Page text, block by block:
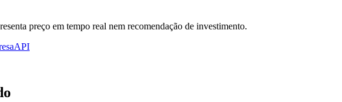
preço em tempo real nem recomendação de investimento.
API